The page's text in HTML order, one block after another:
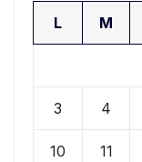
L M
3 4
10 11